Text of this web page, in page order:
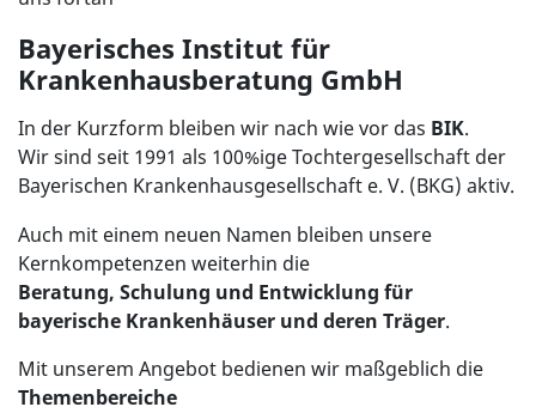
Bayerisches Institut für
Krankenhausberatung GmbH
In der Kurzform bleiben wir nach wie vor das BIK.
Wir sind seit 1991 als 100%ige Tochtergesellschaft der
Bayerischen Krankenhausgesellschaft e. V. (BKG) aktiv.
Auch mit einem neuen Namen bleiben unsere
Kernkompetenzen weiterhin die
Beratung, Schulung und Entwicklung für
bayerische Krankenhäuser und deren Träger.
Mit unserem Angebot bedienen wir maßgeblich die
Themenbereiche